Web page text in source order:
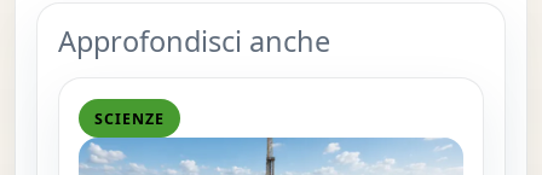
Approfondisci anche
SCIENZE